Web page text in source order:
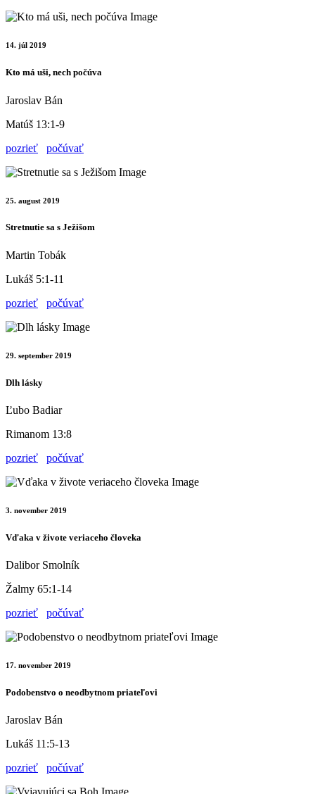
14. júl 2019
Kto má uši, nech počúva
Jaroslav Bán
Matúš 13:1-9
pozrieť
počúvať
25. august 2019
Stretnutie sa s Ježišom
Martin Tobák
Lukáš 5:1-11
pozrieť
počúvať
29. september 2019
Dlh lásky
Ľubo Badiar
Rimanom 13:8
pozrieť
počúvať
3. november 2019
Vďaka v živote veriaceho človeka
Dalibor Smolník
Žalmy 65:1-14
pozrieť
počúvať
17. november 2019
Podobenstvo o neodbytnom priateľovi
Jaroslav Bán
Lukáš 11:5-13
pozrieť
počúvať